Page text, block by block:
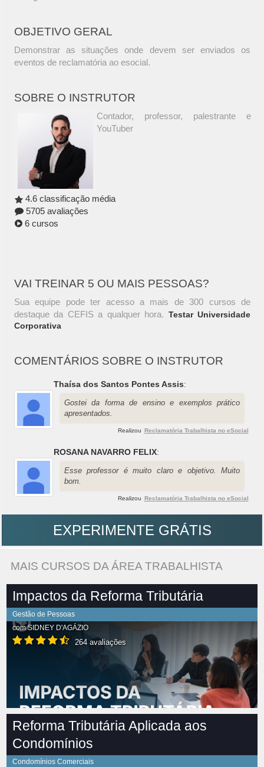
OBJETIVO GERAL
Demonstrar as situações onde devem ser enviados os
eventos de reclamatória ao esocial.
SOBRE O INSTRUTOR
Contador, professor, palestrante e
YouTuber
4.6 classificação média
5705 avaliações
6 cursos
VAI TREINAR 5 OU MAIS PESSOAS?
Sua equipe pode ter acesso a mais de 300 cursos de
destaque da CEFIS a qualquer hora. Testar Universidade
Corporativa
COMENTÁRIOS SOBRE O INSTRUTOR
Thaísa dos Santos Pontes Assis:
Gostei da forma de ensino e exemplos prático
apresentados.
Realizou Reclamatória Trabalhista no eSocial
ROSANA NAVARRO FELIX:
Esse professor é muito claro e objetivo. Muito
bom.
Realizou Reclamatória Trabalhista no eSocial
EXPERIMENTE GRÁTIS
MAIS CURSOS DA ÁREA TRABALHISTA
Impactos da Reforma Tributária
Gestão de Pessoas
comSIDNEY D'AGÁZIO
264 avaliações
Reforma Tributária Aplicada aos
Condomínios
Condomínios Comerciais